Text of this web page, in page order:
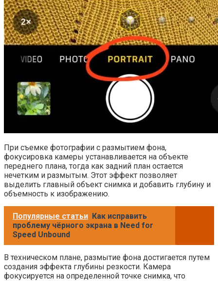
При съемке фотографии с размытием фона,
фокусировка камеры устанавливается на объекте
переднего плана, тогда как задний план остается
нечетким и размытым. Этот эффект позволяет
выделить главный объект снимка и добавить глубину и
объемность к изображению.
Популярные статьи Как исправить
проблему чёрного экрана в Need for
Speed Unbound
В техническом плане, размытие фона достигается путем
создания эффекта глубины резкости. Камера
фокусируется на определенной точке снимка, что